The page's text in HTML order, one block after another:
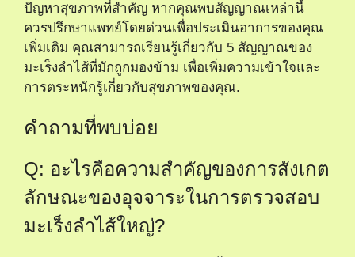
ปัญหาสุขภาพที่สำคัญ หากคุณพบสัญญาณเหล่านี้
ควรปรึกษาแพทย์โดยด่วนเพื่อประเมินอาการของคุณ
เพิ่มเติม คุณสามารถเรียนรู้เกี่ยวกับ 5 สัญญาณของ
มะเร็งลำไส้ที่มักถูกมองข้าม เพื่อเพิ่มความเข้าใจและ
การตระหนักรู้เกี่ยวกับสุขภาพของคุณ.
คำถามที่พบบ่อย
Q: อะไรคือความสำคัญของการสังเกต
ลักษณะของอุจจาระในการตรวจสอบ
มะเร็งลำไส้ใหญ่?